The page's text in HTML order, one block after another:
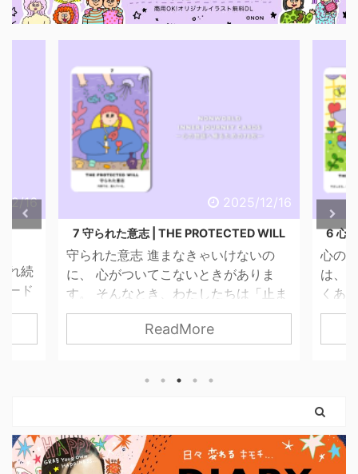
16
れ続
ード
、世
もい
とい
ード
2025/12/16
7 守られた意志 | THE PROTECTED WILL
守られた意志 進まなきゃいけないの
に、 心がついてこないときがありま
す。 そんなとき、わたしたちは「止ま
っている自分」を責めてしまいがちで
す。 でも、このカードが伝えているの
りも、自分の内側を信じる姿。 動く前
に、「何を大切にしたいのか」を 静か
ReadMore
6 心
心の
は、
くあ
持ち”
余裕
ぎて
う そ